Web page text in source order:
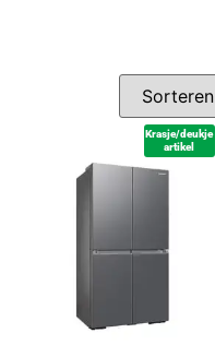
Krasje/deukje
artikel